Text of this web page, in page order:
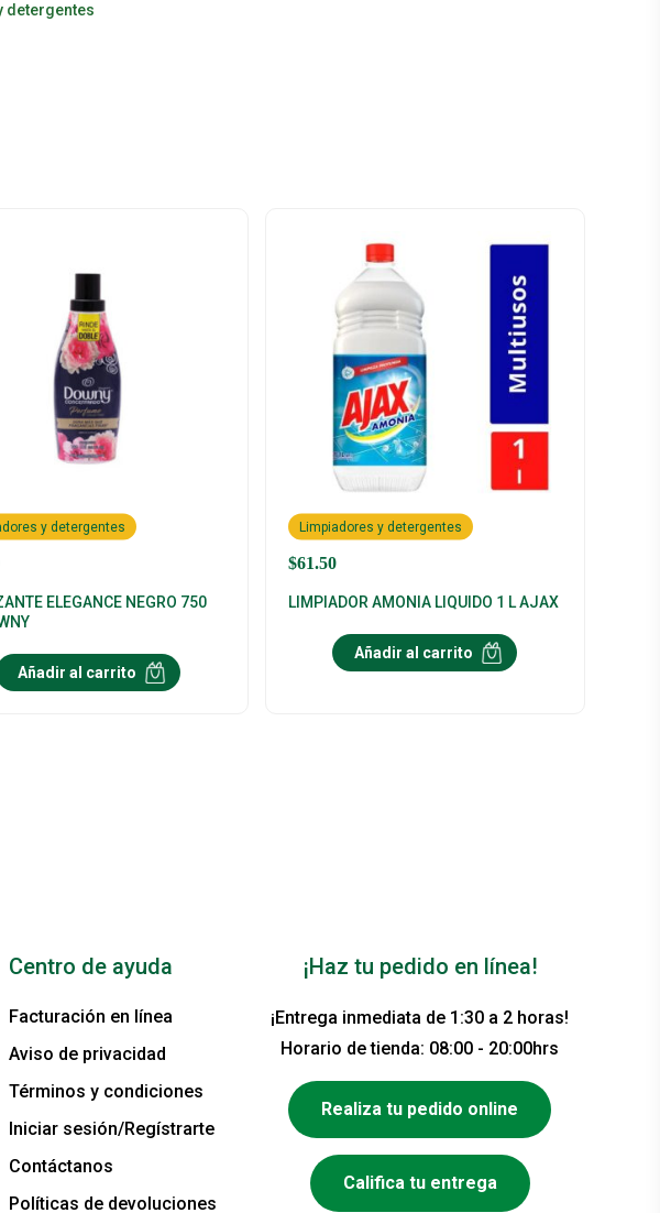
detergentes
y detergentes
ELEGANCE NEGRO 750
Añadir al carrito
$61.50
Limpiadores y detergentes
LIMPIADOR AMONIA LIQUIDO 1 L AJAX
Añadir al carrito
Centro de ayuda
Facturación en línea
Aviso de privacidad
Términos y condiciones
Iniciar sesión/Regístrarte
Contáctanos
Políticas de devoluciones
¡Haz tu pedido en línea!
¡Entrega inmediata de 1:30 a 2 horas!
Horario de tienda: 08:00 - 20:00hrs
Realiza tu pedido online
Califica tu entrega